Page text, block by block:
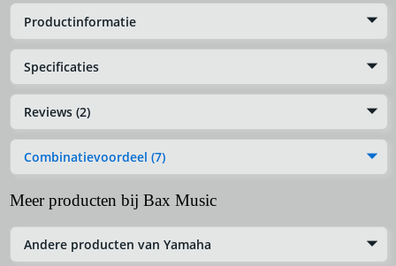
Productinformatie
Specificaties
Reviews (2)
Combinatievoordeel (7)
Meer producten bij Bax Music
Andere producten van Yamaha